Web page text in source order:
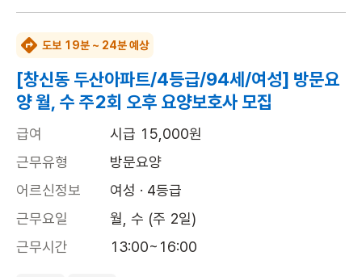
도보 19분 ~ 24분 예상
[창신동 두산아파트/4등급/94세/여성] 방문요
양 월, 수 주2회 오후 요양보호사 모집
급여
시급 15,000원
근무유형
방문요양
어르신정보
여성 · 4등급
근무요일
월, 수 (주 2일)
근무시간
13:00~16:00